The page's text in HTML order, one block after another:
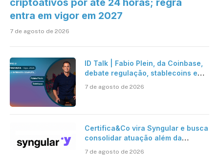
criptoativos por até 24 horas; regra
entra em vigor em 2027
7 de agosto de 2026
ID Talk | Fabio Plein, da Coinbase,
debate regulação, stablecoins e
7 de agosto de 2026
Certifica&Co vira Syngular e busca
consolidar atuação além da
7 de agosto de 2026